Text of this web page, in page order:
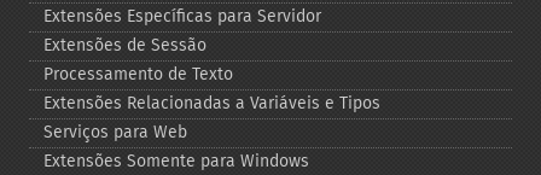
Extensões Específicas para Servidor
Extensões de Sessão
Processamento de Texto
Extensões Relacionadas a Variáveis e Tipos
Serviços para Web
Extensões Somente para Windows